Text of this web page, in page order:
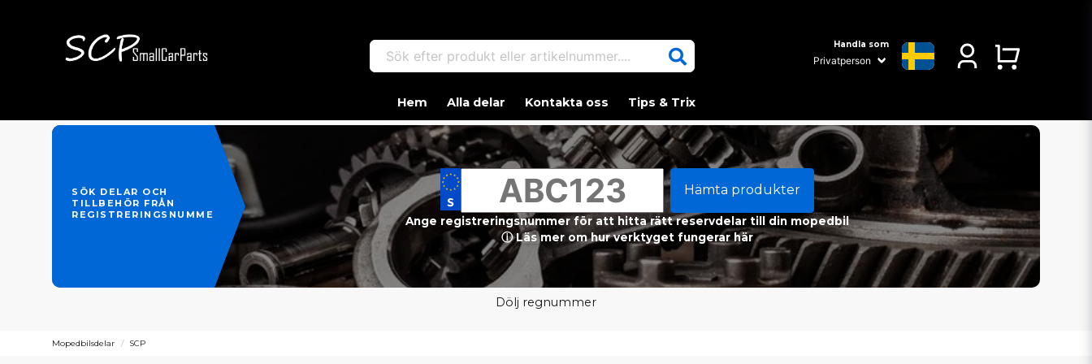
Sök efter produkt eller artikelnummer.... Handla som
Hem Alla delar Kontakta oss Tips & Trix
SÖK DELAR OCH
TILLBEHÖR FRÅN
REGISTRERINGSNUMMER
Hämta produkter
Ange registreringsnummer för att hitta rätt reservdelar till din mopedbil
ⓘ Läs mer om hur verktyget fungerar här
Dölj regnummer
Mopedbilsdelar SCP